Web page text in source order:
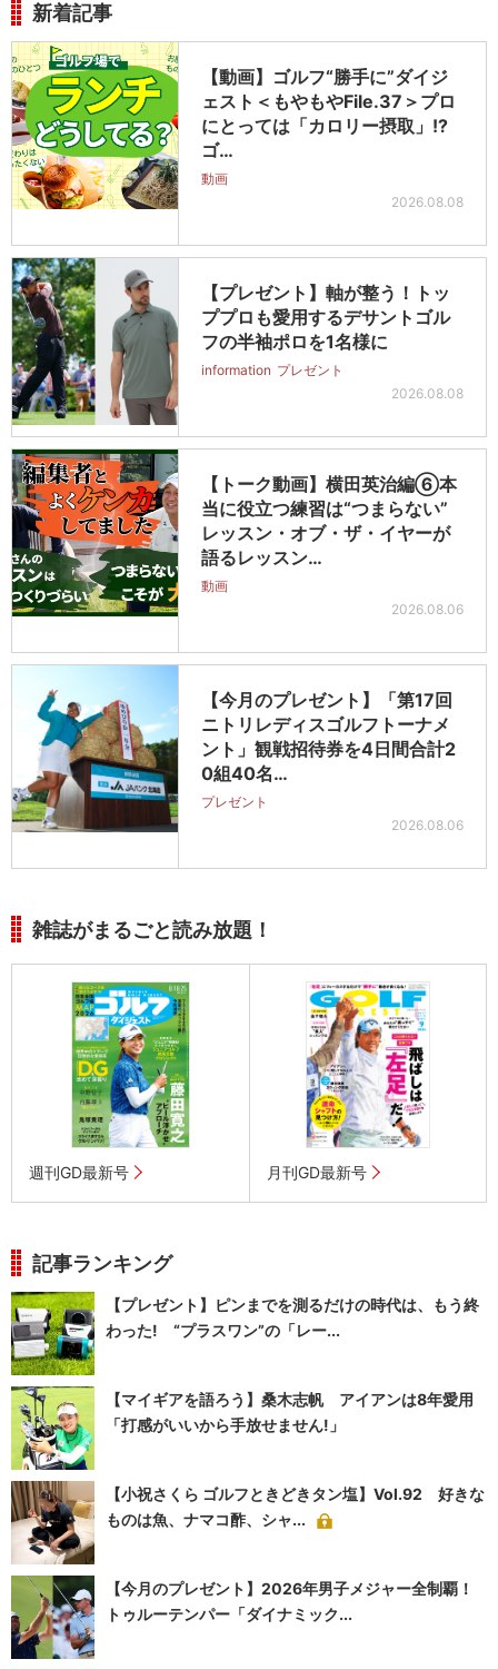
新着記事
【動画】ゴルフ“勝手に”ダイジ
ェスト＜もやもやFile.37＞プロ
にとっては「カロリー摂取」!?
ゴ…
動画
2026.08.08
【プレゼント】軸が整う！トッ
ププロも愛用するデサントゴル
フの半袖ポロを1名様に
information プレゼント
2026.08.08
【トーク動画】横田英治編⑥本
当に役立つ練習は“つまらない”
レッスン・オブ・ザ・イヤーが
語るレッスン…
動画
2026.08.06
【今月のプレゼント】「第17回
ニトリレディスゴルフトーナメ
ント」観戦招待券を4日間合計2
0組40名…
プレゼント
2026.08.06
雑誌がまるごと読み放題！
週刊GD最新号 月刊GD最新号
記事ランキング
【プレゼント】ピンまでを測るだけの時代は、もう終
わった! “プラスワン”の「レー...
【マイギアを語ろう】桑木志帆 アイアンは8年愛用
「打感がいいから手放せません!」
【小祝さくら ゴルフときどきタン塩】Vol.92 好きな
ものは魚、ナマコ酢、シャ...
【今月のプレゼント】2026年男子メジャー全制覇！
トゥルーテンパー「ダイナミック...